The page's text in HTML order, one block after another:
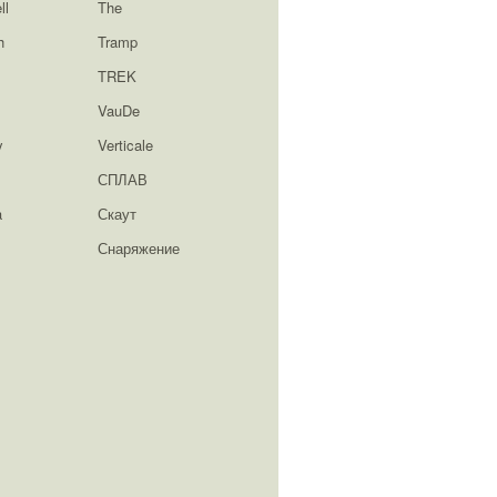
The
Tramp
TREK
VauDe
Verticale
СПЛАВ
Скаут
Снаряжение